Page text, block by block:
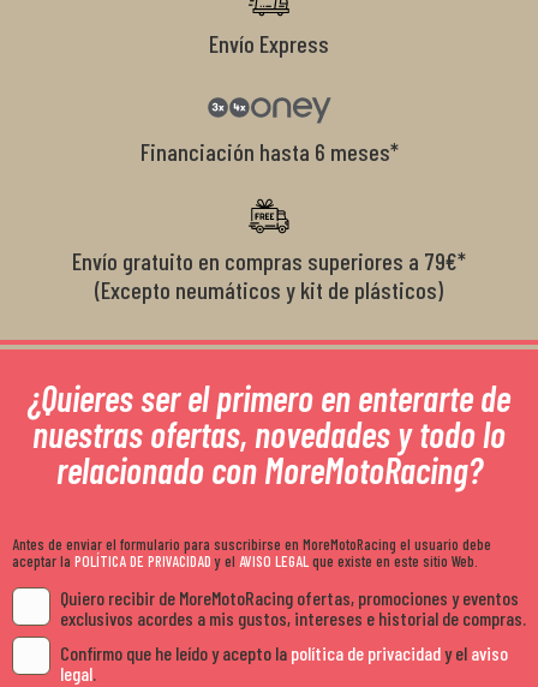
Envío Express
Financiación hasta 6 meses*
Envío gratuito en compras superiores a 79€*
(Excepto neumáticos y kit de plásticos)
¿Quieres ser el primero en enterarte de
nuestras ofertas, novedades y todo lo
relacionado con MoreMotoRacing?
Antes de enviar el formulario para suscribirse en MoreMotoRacing el usuario debe
aceptar la POLÍTICA DE PRIVACIDADy el AVISO LEGALque existe en este sitio Web.
Quiero recibir de MoreMotoRacing ofertas, promociones y eventos
exclusivos acordes a mis gustos, intereses e historial de compras.
Confirmo que he leído y acepto la política de privacidady el aviso
legal.